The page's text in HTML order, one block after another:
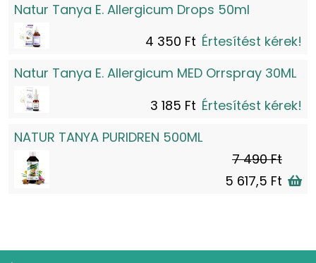
Natur Tanya E. Allergicum Drops 50ml
4 350 Ft Értesítést kérek!
Natur Tanya E. Allergicum MED Orrspray 30ML
3 185 Ft Értesítést kérek!
NATUR TANYA PURIDREN 500ML
7 490 Ft
5 617,5 Ft